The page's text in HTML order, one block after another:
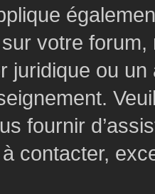
votre
juridique ou
fournir
à contacter,